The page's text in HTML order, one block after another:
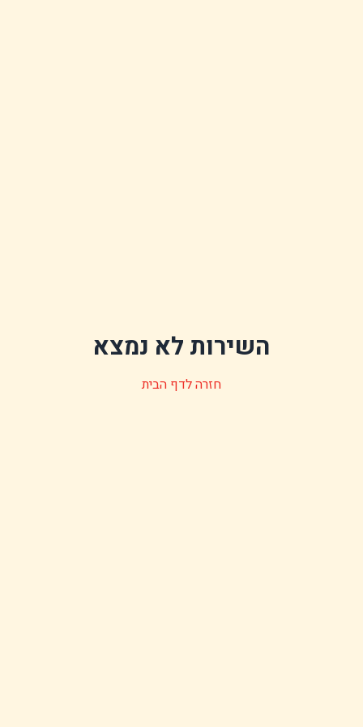
השירות לא נמצא
חזרה לדף הבית